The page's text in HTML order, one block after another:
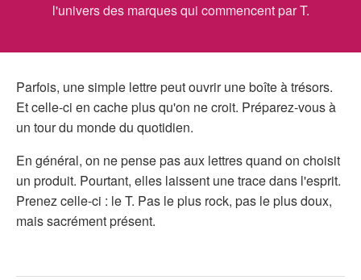
l'univers des marques qui commencent par T.
Parfois, une simple lettre peut ouvrir une boîte à trésors.
Et celle-ci en cache plus qu'on ne croit. Préparez-vous à
un tour du monde du quotidien.
En général, on ne pense pas aux lettres quand on choisit
un produit. Pourtant, elles laissent une trace dans l'esprit.
Prenez celle-ci : le T. Pas le plus rock, pas le plus doux,
mais sacrément présent.